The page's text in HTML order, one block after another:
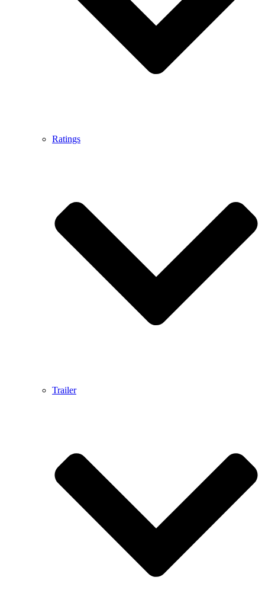
Ratings
Trailer